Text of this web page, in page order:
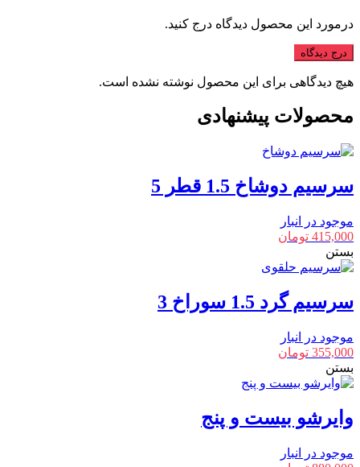
درمورد این محصول دیدگاه درج کنید.
درج دیدگاه
هیچ دیدگاهی برای این محصول نوشته نشده است.
محصولات پیشنهادی
سرسیم دوشاخ 1.5 قطر 5
موجود در انبار
415,000 تومان
بستن
سرسیم گرد 1.5 سوراخ 3
موجود در انبار
355,000 تومان
بستن
وایرشو بیست و پنج
موجود در انبار